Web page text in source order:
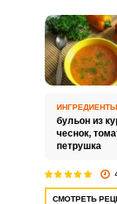
ИНГРЕДИЕНТЫ
бульон из
чеснок,
петрушка
СМОТРЕТЬ